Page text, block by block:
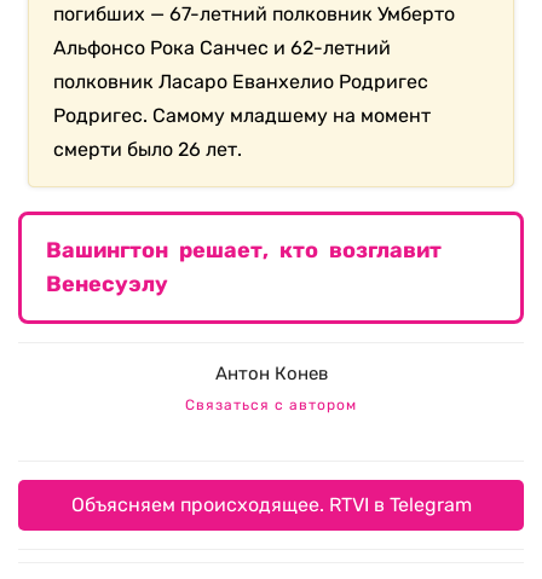
погибших — 67-летний полковник Умберто
Альфонсо Рока Санчес и 62-летний
полковник Ласаро Еванхелио Родригес
Родригес. Самому младшему на момент
смерти было 26 лет.
Вашингтон решает, кто возглавит
Венесуэлу
Антон Конев
Связаться с автором
Объясняем происходящее. RTVI в Telegram